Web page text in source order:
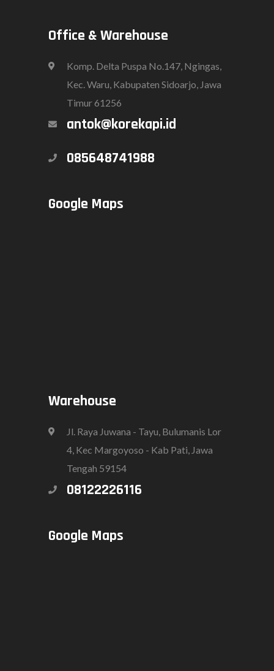
Office & Warehouse
Komp. Delta Puspa No.147, Ngingas,
Kec. Waru, Kabupaten Sidoarjo, Jawa
Timur 61256
antok@korekapi.id
085648741988
Google Maps
Warehouse
Jl. Raya Juwana - Tayu, Bulumanis Lor
4, Kec Margoyoso - Kab Pati, Jawa
Tengah 59154
08122226116
Google Maps